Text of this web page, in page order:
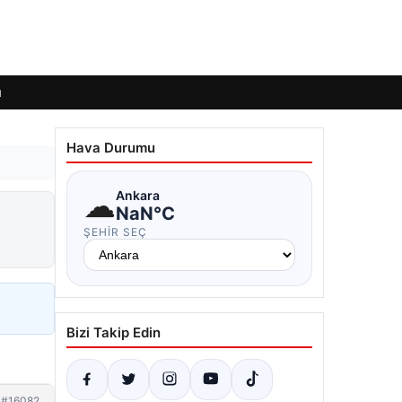
Hava Durumu
☁Ankara
NaN°C
ŞEHIR SEÇ
Bizi Takip Edin